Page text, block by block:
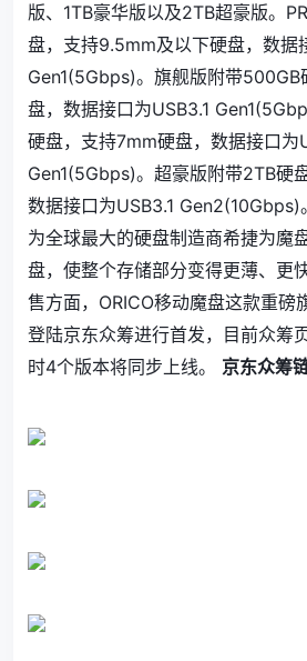
版、1TB豪华版以及2TB超豪版。
盘，支持9.5mm及以下硬盘，数据
Gen1(5Gbps)。旗舰版附带
盘，数据接口为USB3.1
硬盘，支持7mm硬盘，数据接口为
Gen1(5Gbps)。超豪版附带2TB硬
数据接口为USB3.1 Gen2(10Gbps)
为全球最大的硬盘制造商希捷为魔
盘，使整个存储部分变得更薄、更
售方面，ORICO移动魔盘这款重磅
登陆京东众筹进行首发，目前众筹
时4个版本将同步上线。 京东众筹链